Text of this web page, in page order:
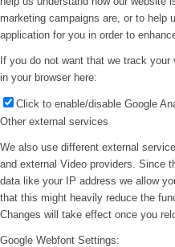
marketing campaigns are, or to help
application for you in order to
If you do not want that we track
in your browser here:
Click to enable/disable Google
Other external services
We also use different external
and external Video providers. Since
data like your IP address we allow
that this might heavily reduce the
Changes will take effect once you
Google Webfont Settings: